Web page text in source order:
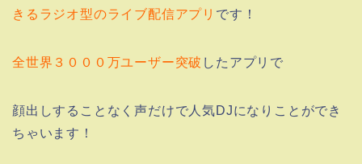
きるラジオ型のライブ配信アプリ です！
全世界３０００万ユーザー突破 したアプリで
顔出しすることなく声だけで人気DJになりことができ
ちゃいます！